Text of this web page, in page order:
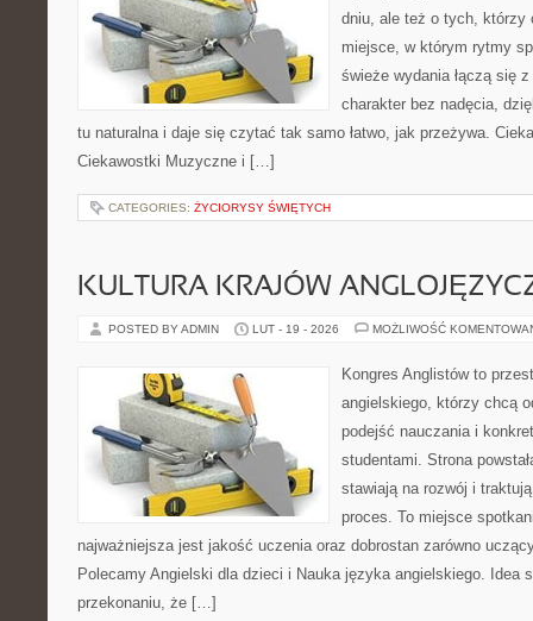
dniu, ale też o tych, którzy
miejsce, w którym rytmy
świeże wydania łączą się
charakter bez nadęcia,
tu naturalna i daje się czytać tak samo łatwo, jak przeżywa.
Ciekawostki Muzyczne i […]
CATEGORIES: ŻYCIORYSY ŚWIĘTYCH
KULTURA KRAJÓW
POSTED BY ADMIN LUT - 19 - 2026 MOŻLIWOŚĆ
Kongres Anglistów to
angielskiego, którzy chcą
podejść nauczania i
studentami. Strona
stawiają na rozwój i
proces. To miejsce
najważniejsza jest jakość uczenia oraz dobrostan zarówno
Polecamy Angielski dla dzieci i Nauka języka angielskiego. Idea
przekonaniu, że […]